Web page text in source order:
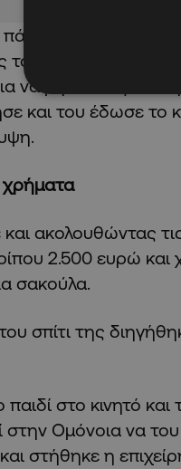
τηλέφωνο.
είπε ότι η
να μην πάει φυλακή
και του έδωσε το
χρήματα
ακολουθώντας
2.500 ευρώ και
σακούλα.
σπίτι της
στο κινητό και
στην Ομόνοια να
στήθηκε η